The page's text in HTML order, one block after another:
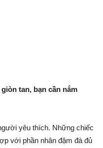
tan, bạn cần nắm
yêu thích. Những chiếc
với phần nhân đậm đà đủ